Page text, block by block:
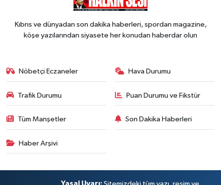
Kıbrıs ve dünyadan son dakika haberleri, spordan magazine,
köşe yazılarından siyasete her konudan haberdar olun
Nöbetçi Eczaneler Hava Durumu
Trafik Durumu Puan Durumu ve Fikstür
Tüm Manşetler Son Dakika Haberleri
Haber Arşivi